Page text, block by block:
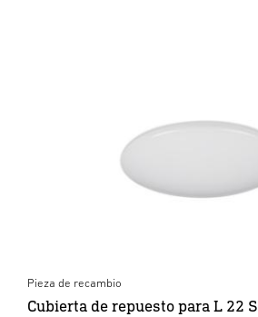
Pieza de recambio
Cubierta de repuesto para L 22 S